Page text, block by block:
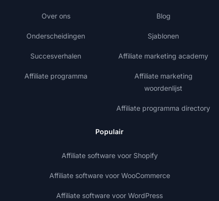
Over ons
Onderscheidingen
Succesverhalen
Affiliate programma
Blog
Sjablonen
Affiliate marketing academy
Affiliate marketing
woordenlijst
Affiliate programma directory
Populair
Affiliate software voor Shopify
Affiliate software voor WooCommerce
Affiliate software voor WordPress